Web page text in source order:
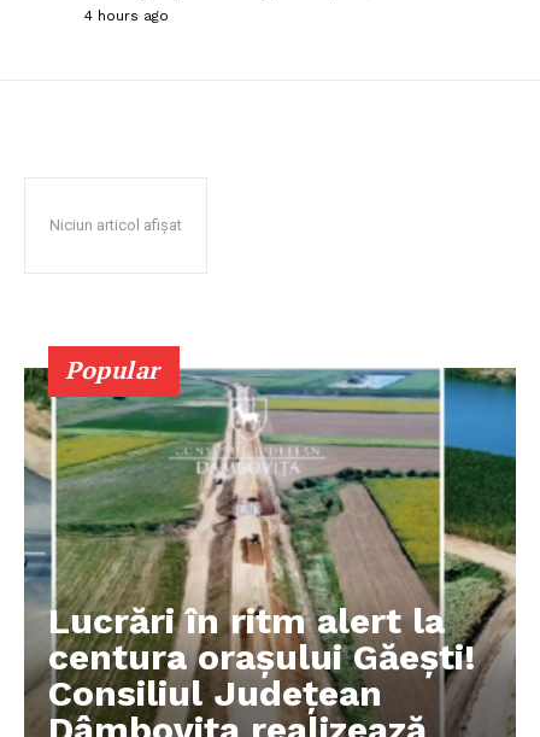
4 hours ago
Niciun articol afișat
Popular
Lucrări în ritm alert la
centura orașului Găești!
Consiliul Județean